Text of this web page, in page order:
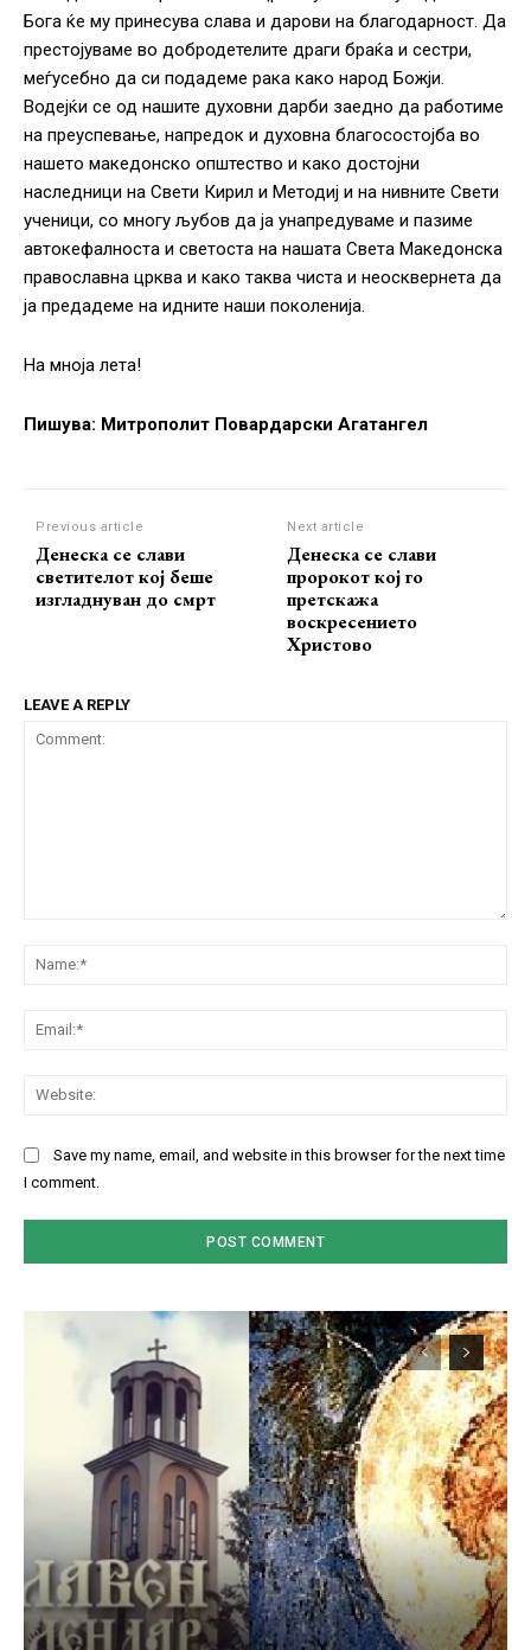
Бога ќе му принесува слава и дарови на благодарност. Да
престојуваме во добродетелите драги браќа и сестри,
меѓусебно да си подадеме рака како народ Божји.
Водејќи се од нашите духовни дарби заедно да работиме
на преуспевање, напредок и духовна благосостојба во
нашето македонско општество и како достојни
наследници на Свети Кирил и Методиј и на нивните Свети
ученици, со многу љубов да ја унапредуваме и пазиме
автокефалноста и светоста на нашата Света Македонска
православна црква и како таква чиста и неосквернета да
ја предадеме на идните наши поколенија.
На мноја лета!
Пишува: Митрополит Повардарски Агатангел
Previous article
Денеска се слави
светителот кој беше
изгладнуван до смрт
Next article
Денеска се слави
пророкот кој го
претскажа
воскресението
Христово
LEAVE A REPLY
Save my name, email, and website in this browser for the next time
I comment.